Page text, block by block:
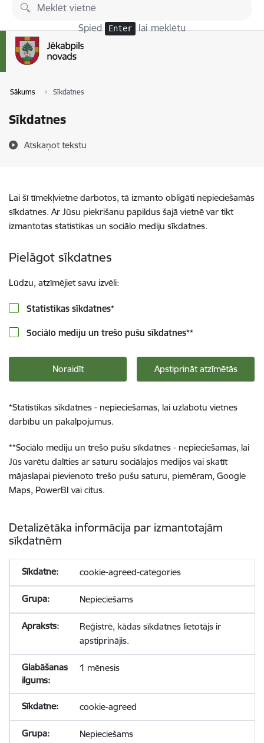
Pāriet uz lapas saturu
Spied Enter lai meklētu
Sākums Sīkdatnes
Sīkdatnes
Atskaņot tekstu
Lai šī tīmekļvietne darbotos, tā izmanto obligāti nepieciešamās
sīkdatnes. Ar Jūsu piekrišanu papildus šajā vietnē var tikt
izmantotas statistikas un sociālo mediju sīkdatnes.
Pielāgot sīkdatnes
Lūdzu, atzīmējiet savu izvēli:
Statistikas sīkdatnes*
Sociālo mediju un trešo pušu sīkdatnes**
Noraidīt Apstiprināt atzīmētās
*Statistikas sīkdatnes - nepieciešamas, lai uzlabotu vietnes
darbību un pakalpojumus.
**Sociālo mediju un trešo pušu sīkdatnes - nepieciešamas, lai
Jūs varētu dalīties ar saturu sociālajos medijos vai skatīt
mājaslapai pievienoto trešo pušu saturu, piemēram, Google
Maps, PowerBI vai citus.
Detalizētāka informācija par izmantotajām
sīkdatnēm
cookie-agreed-categories
Nepieciešams
Reģistrē, kādas sīkdatnes lietotājs ir
apstiprinājis.
1 mēnesis
cookie-agreed
Nepieciešams